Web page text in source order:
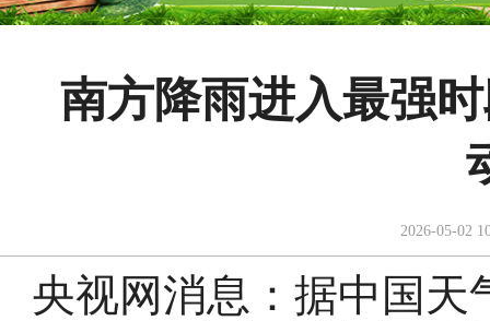
南方降雨进入最强
2026-05-02
央视网消息：据中国天